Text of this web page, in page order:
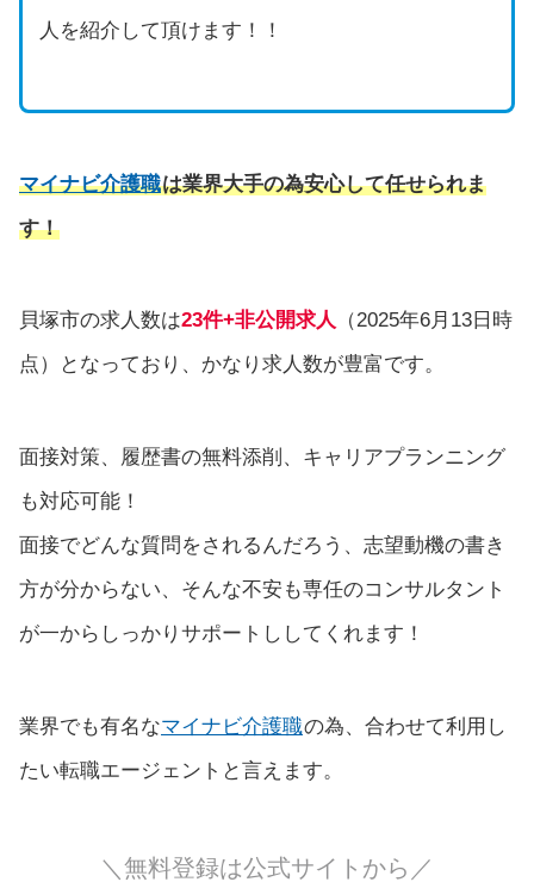
人を紹介して頂けます！！
マイナビ介護職は業界大手の為安心して任せられま
す！
貝塚市の求人数は23件+非公開求人 （2025年6月13日時
点）となっており、かなり求人数が豊富です。
面接対策、履歴書の無料添削、キャリアプランニング
も対応可能！
面接でどんな質問をされるんだろう、志望動機の書き
方が分からない、そんな不安も専任のコンサルタント
が一からしっかりサポートししてくれます！
業界でも有名なマイナビ介護職の為、合わせて利用し
たい転職エージェントと言えます。
＼無料登録は公式サイトから／